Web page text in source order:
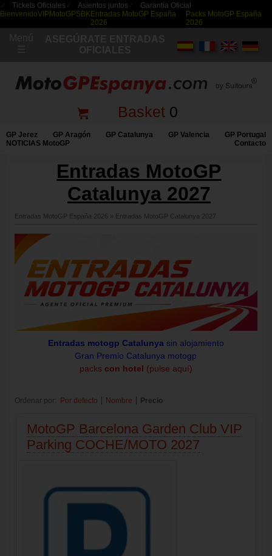
Tickets Oficiales Asientos juntos
Garantía Oficial
BienvenidoVIP MotoGPSBKEntradas MotoGP España
2026
Packs MotoGP España
2026
Basket0
GP Jerez GP Aragón GP Catalunya GP Valencia
GP Portugal
NOTICIAS MotoGP
Contacto
Entradas MotoGP
Catalunya 2027
Entradas MotoGP España 2026 » Entradas MotoGP Catalunya 2027
Entradas motogp Catalunya sin alojamiento
Gran Premio Catalunya motogp
packs con hotel (pulse aquí)
Ordenar por: Por defecto Nombre Precio
MotoGP Barcelona Garden Club VIP
Parking COCHE/MOTO 2027